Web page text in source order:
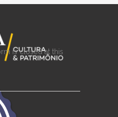
is closed at this